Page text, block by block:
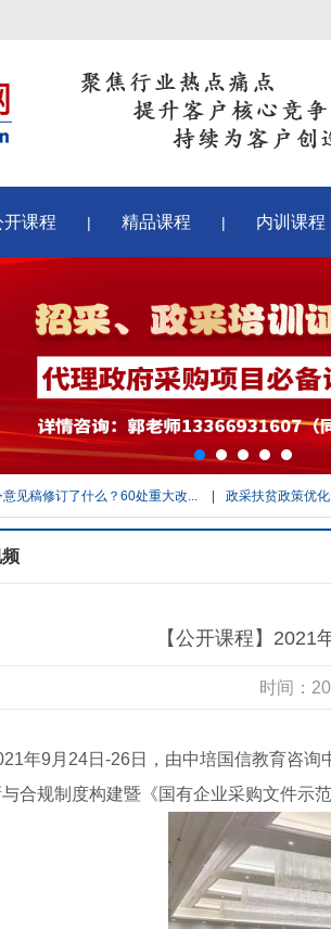
开课程 | 精品课程 | 内训课程
订了什么？60处重大改... | 政采扶贫政策优化升级
【公开课程】2021
时间：
年9月24日-26日，由中培国信教育咨询
合规制度构建暨《国有企业采购文件示